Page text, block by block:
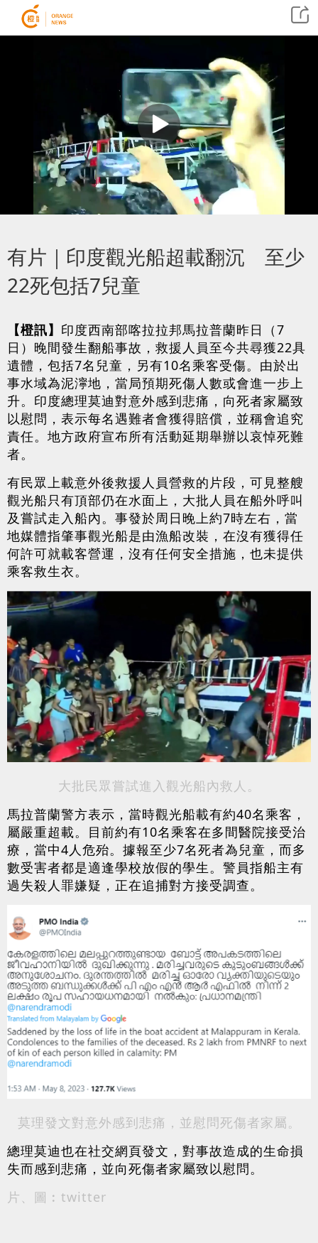
有片｜印度觀光船超載翻沉 至少
22死包括7兒童
【橙訊】 印度西南部喀拉拉邦馬拉普蘭昨日（7
日）晚間發生翻船事故，救援人員至今共尋獲22具
遺體，包括7名兒童，另有10名乘客受傷。由於出
事水域為泥濘地，當局預期死傷人數或會進一步上
升。印度總理莫迪對意外感到悲痛，向死者家屬致
以慰問，表示每名遇難者會獲得賠償，並稱會追究
責任。地方政府宣布所有活動延期舉辦以哀悼死難
者。
有民眾上載意外後救援人員營救的片段，可見整艘
觀光船只有頂部仍在水面上，大批人員在船外呼叫
及嘗試走入船內。事發於周日晚上約7時左右，當
地媒體指肇事觀光船是由漁船改裝，在沒有獲得任
何許可就載客營運，沒有任何安全措施，也未提供
乘客救生衣。
大批民眾嘗試進入觀光船內救人。
馬拉普蘭警方表示，當時觀光船載有約40名乘客，
屬嚴重超載。目前約有10名乘客在多間醫院接受治
療，當中4人危殆。據報至少7名死者為兒童，而多
數受害者都是適逢學校放假的學生。警員指船主有
過失殺人罪嫌疑，正在追捕對方接受調查。
莫理發文對意外感到悲痛，並慰問死傷者家屬。
總理莫迪也在社交網頁發文，對事故造成的生命損
失而感到悲痛，並向死傷者家屬致以慰問。
片、圖︰twitter